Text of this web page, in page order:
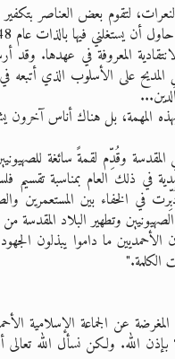
لتقوم بعض العناصر بتكفير
بالذات عام 1948 م أثناء حرب فلسطين.
المعروفة في عهدها.
المديح على الأسلوب الذي أتبعه
المهمة، بل هناك أناس آخرون
المقدسة وقُدِّم لقمةً سائغة
في ذلك العام بمناسبة تقسيم
في الخفاء بين المستعمرين
وتطهير البلاد المقدسة
ما داموا يبذلون
الكلمة."
عن الجماعة الإسلامية
الله. ولكن نسأل الله